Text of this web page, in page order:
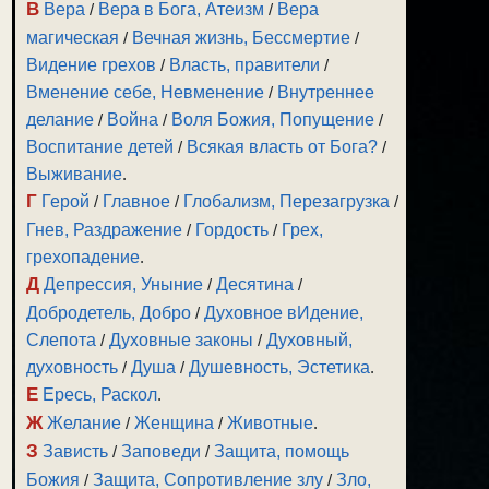
В Вера / Вера в Бога, Атеизм / Вера
магическая / Вечная жизнь, Бессмертие /
Видение грехов / Власть, правители /
Вменение себе, Невменение / Внутреннее
делание / Война / Воля Божия, Попущение /
Воспитание детей / Всякая власть от Бога? /
Выживание.
Г Герой / Главное / Глобализм, Перезагрузка /
Гнев, Раздражение / Гордость / Грех,
грехопадение.
Д Депрессия, Уныние /Десятина /
Добродетель, Добро /Духовное вИдение,
Слепота /Духовные законы /Духовный,
духовность /Душа /Душевность, Эстетика.
Е Ересь, Раскол.
Ж Желание /Женщина /Животные.
З Зависть /Заповеди /Защита, помощь
Божия /Защита, Сопротивление злу /Зло,